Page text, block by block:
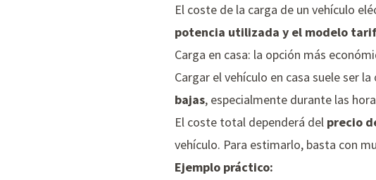
El coste de la carga de un vehículo
potencia utilizada y el modelo
Carga en casa: la opción más
Cargar el vehículo en casa suele ser
bajas, especialmente durante las
El coste total dependerá del precio
vehículo. Para estimarlo, basta con
Ejemplo práctico: